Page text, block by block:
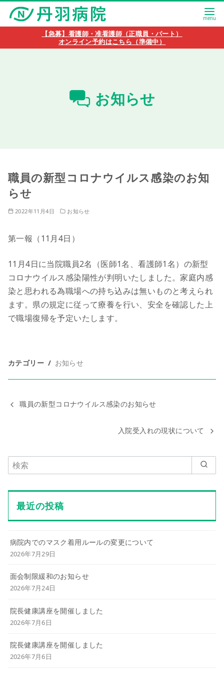
【急募】看護師・准看護師（正職員・パート）
オンライン予約はこちら（準備中）
お知らせ
職員の新型コロナウイルス感染のお知
らせ
2022年11月4日 お知らせ
第一報（11月4日）
11月4日に当院職員2名（医師1名、看護師1名）の新型
コロナウイルス感染陽性が判明いたしました。家庭内感
染と思われる為職場への持ち込みは無いものと考えられ
ます。県の規定に従って療養を行い、安全を確認した上
で職場復帰を予定いたします。
カテゴリー お知らせ
職員の新型コロナウイルス感染のお知らせ
入院受入れの現状について
最近の投稿
病院内でのマスク着用ルールの変更について
2026年7月29日
面会制限緩和のお知らせ
2026年7月24日
院長健康講座を開催しました
2026年7月6日
院長健康講座を開催しました
2026年7月6日